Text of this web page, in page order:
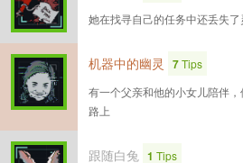
她在找寻自己的任务中还丢失了
机器中的幽灵 7Tips
有一个父亲和他的小女儿陪伴
路上
跟随白兔 1 Tips